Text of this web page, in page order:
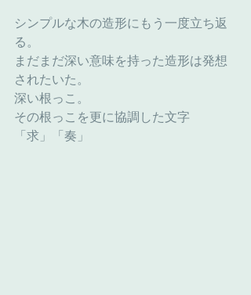
シンプルな木の造形にもう一度立ち返
る。
まだまだ深い意味を持った造形は発想
されたいた。
深い根っこ。
その根っこを更に協調した文字
「求」「奏」